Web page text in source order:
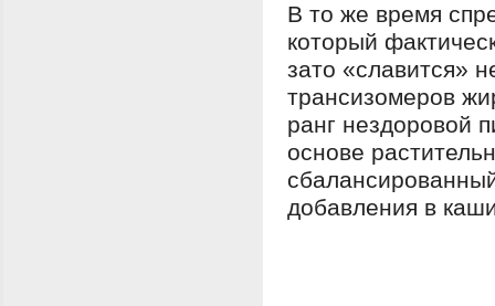
В то же время
который
зато «славится»
трансизомеров
ранг нездоровой
основе
добавления в